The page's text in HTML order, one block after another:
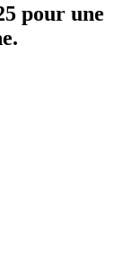
pour une